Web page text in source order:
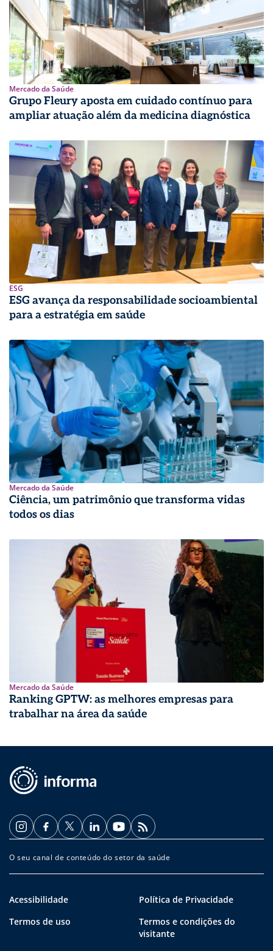
Mercado da Saúde
Grupo Fleury aposta em cuidado contínuo para
ampliar atuação além da medicina diagnóstica
ESG
ESG avança da responsabilidade socioambiental
para a estratégia em saúde
Mercado da Saúde
Ciência, um patrimônio que transforma vidas
todos os dias
Mercado da Saúde
Ranking GPTW: as melhores empresas para
trabalhar na área da saúde
O seu canal de conteúdo do setor da saúde
Acessibilidade
Política de Privacidade
Termos de uso
Termos e condições do
visitante